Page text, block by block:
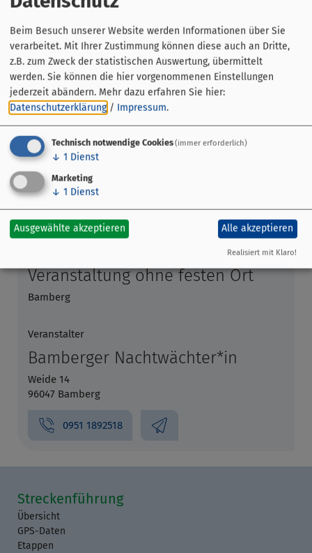
Keine Rundgänge am 01.01.!
Hinweise:
Diese Führung kann auch fürGruppen gebucht werden.
Veranstaltung ohne festen Ort
Bamberg
Veranstalter
Bamberger Nachtwächter*in
Weide 14
96047 Bamberg
0951 1892518
Streckenführung
Übersicht
GPS-Daten
Etappen
Beim Besuch unserer Website werden Informationen über Sie
verarbeitet. Mit Ihrer Zustimmung können diese auch an Dritte,
z.B. zum Zweck der statistischen Auswertung, übermittelt
werden. Sie können die hier vorgenommenen Einstellungen
jederzeit abändern. Mehr dazu erfahren Sie hier:
Datenschutzerklärung / Impressum.
Technisch notwendige Cookies(immer erforderlich)
↓ 1 Dienst
Marketing
↓ 1 Dienst
Ausgewählte akzeptieren Alle akzeptieren
Realisiert mit Klaro!